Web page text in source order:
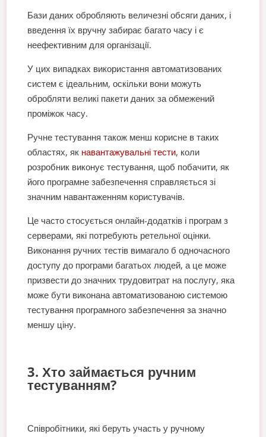
Бази даних обробляють величезні обсяги даних, і
введення їх вручну забирає багато часу і є
неефективним для організації.
У цих випадках використання автоматизованих
систем є ідеальним, оскільки вони можуть
обробляти великі пакети даних за обмежений
проміжок часу.
Ручне тестування також менш корисне в таких
областях, як навантажувальні тести, коли
розробник виконує тестування, щоб побачити, як
його програмне забезпечення справляється зі
значним навантаженням користувачів.
Це часто стосується онлайн-додатків і програм з
серверами, які потребують ретельної оцінки.
Виконання ручних тестів вимагало б одночасного
доступу до програми багатьох людей, а це може
призвести до значних трудовитрат на послугу, яка
може бути виконана автоматизованою системою
тестування програмного забезпечення за значно
меншу ціну.
3. Хто займається ручним
тестуванням?
Співробітники, які беруть участь у ручному